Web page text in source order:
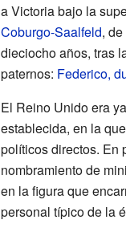
a Victoria bajo la
Coburgo-Saalfeld,
dieciocho años, tras
paternos: Federico,
El Reino Unido era
establecida, en la
políticos directos. En
nombramiento de
en la figura que
personal típico de la